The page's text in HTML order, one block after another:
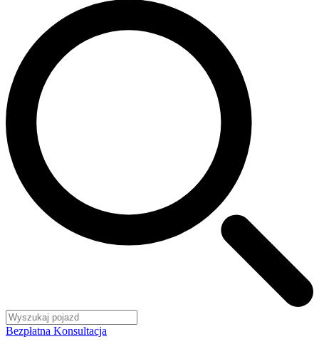
Bezpłatna Konsultacja